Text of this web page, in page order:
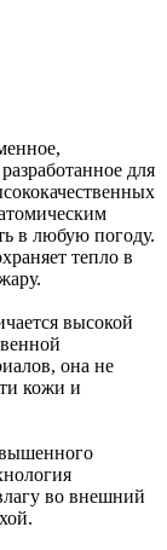
для
в любую погоду.
тепло в
высокой
она не
кожи и
во внешний